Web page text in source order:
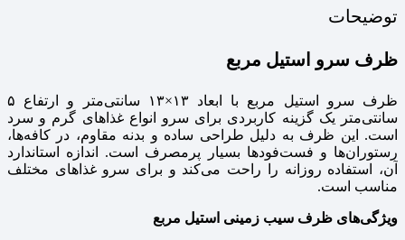
توضیحات
ظرف سرو استیل مربع
ظرف سرو استیل مربع با ابعاد ۱۳×۱۳ سانتی‌متر و ارتفاع ۵
سانتی‌متر یک گزینه کاربردی برای سرو انواع غذاهای گرم و سرد
است. این ظرف به دلیل طراحی ساده و بدنه مقاوم، در کافه‌ها،
رستوران‌ها و فست‌فودها بسیار پرمصرف است. اندازه استاندارد
آن، استفاده روزانه را راحت می‌کند و برای سرو غذاهای مختلف
مناسب است.
ویژگی‌های ظرف سیب زمینی استیل مربع